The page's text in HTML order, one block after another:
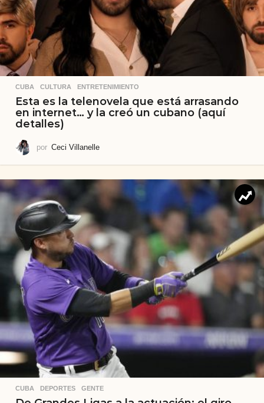
CUBA ,CULTURA ,ENTRETENIMIENTO
Esta es la telenovela que está arrasando
en internet… y la creó un cubano (aquí
detalles)
por Ceci Villanelle
CUBA ,DEPORTES ,GENTE